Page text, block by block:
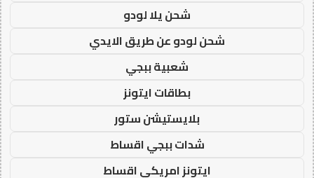
شحن يلا لودو
شحن لودو عن طريق الايدي
شعبية ببجي
بطاقات ايتونز
بلايستيشن ستور
شدات ببجي اقساط
ايتونز امريكي اقساط